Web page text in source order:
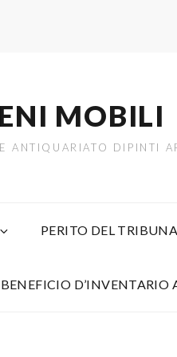
MOBILI
ANTIQUARIATO DIPINTI
PERITO DEL
BENEFICIO D’INVENTARIO